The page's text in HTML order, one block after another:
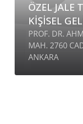
ÖZEL JALE
KİŞİSEL
PROF. DR.
MAH. 2760
ANKARA